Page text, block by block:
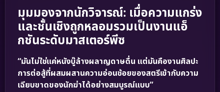
มุมมองจากนักวิจารณ์: เมื่อความแกร่ง
และชั้นเชิงถูกหลอมรวมเป็นงานแอ็
กชันระดับมาสเตอร์พีซ
“มันไม่ใช่แค่หนังบู๊ล้างผลาญดาษดื่น แต่มันคืองานศิลปะ
การต่อสู้ที่ผสมผสานความอ่อนช้อยของสตรีเข้ากับความ
เฉียบขาดของนักฆ่าได้อย่างสมบูรณ์แบบ”